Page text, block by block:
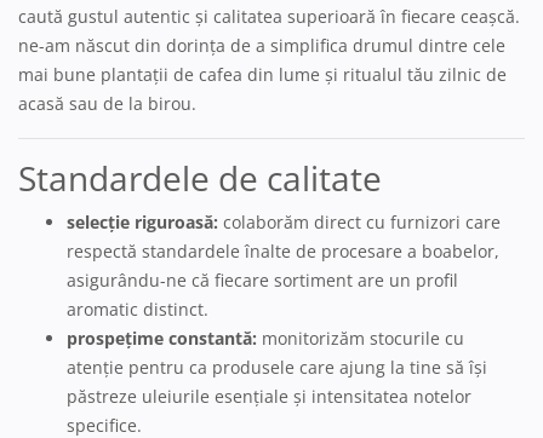
caută gustul autentic și calitatea superioară în fiecare ceașcă.
ne-am născut din dorința de a simplifica drumul dintre cele
mai bune plantații de cafea din lume și ritualul tău zilnic de
acasă sau de la birou.
Standardele de calitate
selecție riguroasă: colaborăm direct cu furnizori care
respectă standardele înalte de procesare a boabelor,
asigurându-ne că fiecare sortiment are un profil
aromatic distinct.
prospețime constantă: monitorizăm stocurile cu
atenție pentru ca produsele care ajung la tine să își
păstreze uleiurile esențiale și intensitatea notelor
specifice.